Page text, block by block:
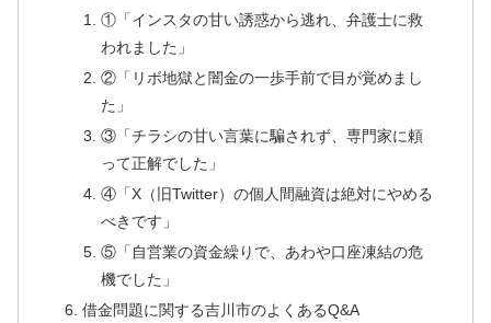
①「インスタの甘い誘惑から逃れ、弁護士に救
われました」
②「リボ地獄と闇金の一歩手前で目が覚めまし
た」
③「チラシの甘い言葉に騙されず、専門家に頼
って正解でした」
④「X（旧Twitter）の個人間融資は絶対にやめる
べきです」
⑤「自営業の資金繰りで、あわや口座凍結の危
機でした」
借金問題に関する吉川市のよくあるQ&A